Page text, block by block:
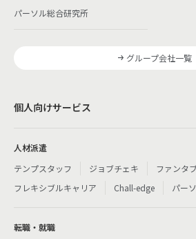
パーソル総合研究所
グループ会社一覧
個人向けサービス
人材派遣
テンプスタッフ
ジョブチェキ
ファンタ
フレキシブルキャリア
Chall-edge パー
転職・就職